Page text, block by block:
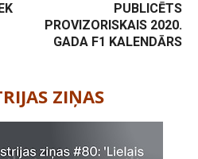
PUBLICĒTS
PROVIZORISKAIS 2020.
GADA F1 KALENDĀRS
ZIŅAS